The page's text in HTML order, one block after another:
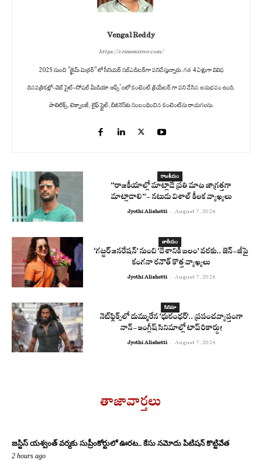
Vengal Reddy
https://crimemirror.com/
2025 నుంచి "క్రైమ్ మిర్రర్" లో సీనియర్ సబ్‌ఎడిటర్‌గా పనిచేస్తున్నారు. గత 4 ఏళ్లుగా వివిధ
దినపత్రికల్లో-వెబ్ సైట్-సోషల్ మీడియా ఆప్స్' లలో కంటెంట్ క్రియేటర్ గా పని చేసిన అనుభవం ఉంది.
పాలిటిక్స్‌, టెక్నాలజీ, లైఫ్‌ స్టైల్‌, బిజినెస్‌కు సంబంధించిన కంటెంట్‌ను రాయగలను.
రాజకీయం
“రాజకీయాల్లో మాట్లాడే ప్రతి మాట జాగ్రత్తగా
మాట్లాడాలి”- నటుడు విశాల్ కీలక వ్యాఖ్యలు
Jyothi Alishetti - August 7, 2026
జాతీయం
‘గట్టర్ జనరేషన్’ నుంచి ‘దేశానికి బలం’ వరకు.. జెన్-జీపై
కంగనా రనౌత్ కొత్త వ్యాఖ్యలు
Jyothi Alishetti - August 7, 2026
సినిమా
నెట్‌ఫ్లిక్స్‌లో దుమ్మురేన ‘ధురంధర్’.. ప్రపంచవ్యాప్తంగా
నాన్-ఇంగ్లీష్ సినిమాల్లో టాప్ రికార్డు!
Jyothi Alishetti - August 7, 2026
తాజావార్తలు
జస్టిస్ యశ్వంత్ వర్మకు సుప్రీంకోర్టులో ఊరట.. కేసు నమోదు పిటిషన్ కొట్టివేత
2 hours ago